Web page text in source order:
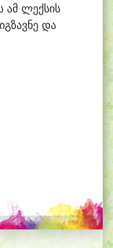
ამ ლექსის
და